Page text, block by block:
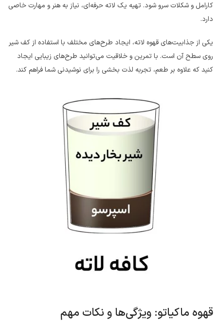
کارامل و شکلات سرو شود. تهیه یک لاته حرفه‌ای، نیاز به هنر و مهارت خاصی
دارد.
یکی از جذابیت‌های قهوه لاته، ایجاد طرح‌های مختلف با استفاده از کف شیر
روی سطح آن است. با تمرین و خلاقیت می‌توانید طرح‌های زیبایی ایجاد
کنید که علاوه بر طعم، تجربه لذت‌ بخشی را برای نوشیدنی شما فراهم کند.
قهوه ماکیاتو: ویژگی‌ها و نکات مهم